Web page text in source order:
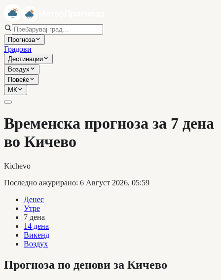
Прогноза
Градови
Дестинации
Воздух
Повеќе
МК
Временска прогноза за 7 дена
во Кичево
Kichevo
Последно ажурирано: 6 Август 2026, 05:59
Денес
Утре
7 дена
14 дена
Викенд
Воздух
Прогноза по денови за Кичево